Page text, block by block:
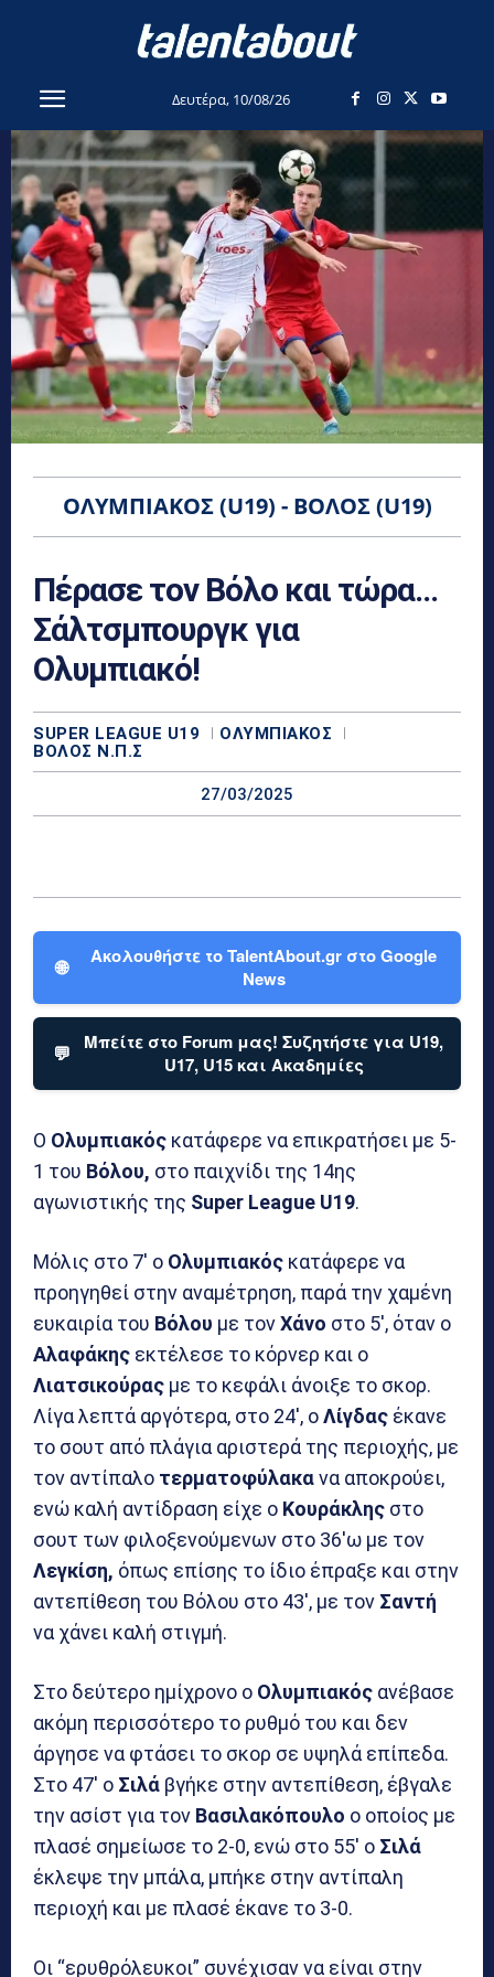
Δευτέρα, 10/08/26
ΟΛΥΜΠΙΑΚΌΣ (U19) - ΒΌΛΟΣ (U19)
Πέρασε τον Βόλο και τώρα…
Σάλτσμπουργκ για
Ολυμπιακό!
SUPER LEAGUE U19
ΟΛΥΜΠΙΑΚΌΣ
ΒΌΛΟΣ Ν.Π.Σ
27/03/2025
🌐
Ακολουθήστε το TalentAbout.gr στο Google
News
💬
Μπείτε στο Forum μας! Συζητήστε για U19,
U17, U15 και Ακαδημίες
Ο Ολυμπιακός κατάφερε να επικρατήσει με 5-
1 του Βόλου, στο παιχνίδι της 14ης
αγωνιστικής της Super League U19.
Μόλις στο 7′ ο Ολυμπιακός κατάφερε να
προηγηθεί στην αναμέτρηση, παρά την χαμένη
ευκαιρία του Βόλου με τονΧάνο στο 5′, όταν ο
Αλαφάκης εκτέλεσε το κόρνερ και ο
Λιατσικούρας με το κεφάλι άνοιξε το σκορ.
Λίγα λεπτά αργότερα, στο 24′, οΛίγδας έκανε
το σουτ από πλάγια αριστερά της περιοχής, με
τον αντίπαλο τερματοφύλακανα αποκρούει,
ενώ καλή αντίδραση είχε ο Κουράκλης στο
σουτ των φιλοξενούμενων στο 36′ω με τον
Λεγκίση, όπως επίσης το ίδιο έπραξε και στην
αντεπίθεση του Βόλου στο 43′, με τον Σαντή
να χάνει καλή στιγμή.
Στο δεύτερο ημίχρονο ο Ολυμπιακός ανέβασε
ακόμη περισσότερο το ρυθμό του και δεν
άργησε να φτάσει το σκορ σε υψηλά επίπεδα.
Στο 47′ ο Σιλά βγήκε στην αντεπίθεση, έβγαλε
την ασίστ για τον Βασιλακόπουλο ο οποίος με
πλασέ σημείωσε το 2-0, ενώ στο 55′ ο Σιλά
έκλεψε την μπάλα, μπήκε στην αντίπαλη
περιοχή και με πλασέ έκανε το 3-0.
Οι “ερυθρόλευκοι” συνέχισαν να είναι στην